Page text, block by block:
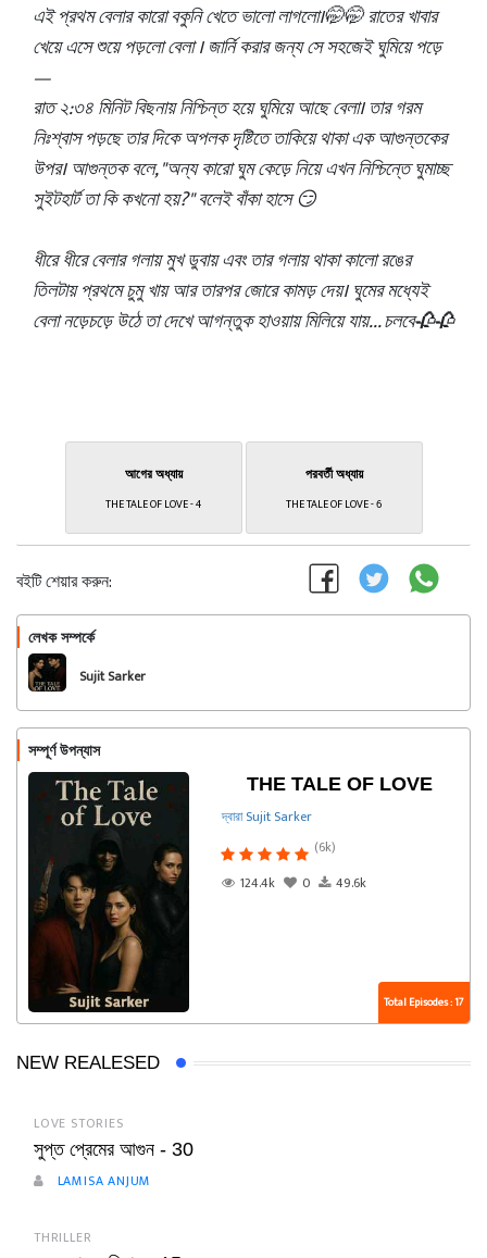
এই প্রথম বেলার কারো বকুনি খেতে ভালো লাগলো।🤭🤭 রাতের খাবার
খেয়ে এসে শুয়ে পড়লো বেলা । জার্নি করার জন্য সে সহজেই ঘুমিয়ে পড়ে
—
রাত ২:৩৪ মিনিট বিছনায় নিশ্চিন্ত হয়ে ঘুমিয়ে আছে বেলা। তার গরম
নিঃশ্বাস পড়ছে তার দিকে অপলক দৃষ্টিতে তাকিয়ে থাকা এক আগুন্তকের
উপর। আগুন্তক বলে, "অন্য কারো ঘুম কেড়ে নিয়ে এখন নিশ্চিন্তে ঘুমাচ্ছ
সুইটহার্ট তা কি কখনো হয়?" বলেই বাঁকা হাসে 😏
ধীরে ধীরে বেলার গলায় মুখ ডুবায় এবং তার গলায় থাকা কালো রঙের
তিলটায় প্রথমে চুমু খায় আর তারপর জোরে কামড় দেয়। ঘুমের মধ্যেই
বেলা নড়েচড়ে উঠে তা দেখে আগন্তুক হাওয়ায় মিলিয়ে যায়... চলবে🥀🥀
আগের অধ্যায়
THE TALE OF LOVE - 4
পরবর্তী অধ্যায়
THE TALE OF LOVE - 6
বইটি শেয়ার করুন:
লেখক সম্পর্কে
Sujit Sarker
সম্পূর্ণ উপন্যাস
THE TALE OF LOVE
দ্বারা Sujit Sarker
(6k)
124.4k
0 49.6k
Total Episodes : 17
NEW REALESED
LOVE STORIES
সুপ্ত প্রেমের আগুন - 30
LAMISA ANJUM
THRILLER